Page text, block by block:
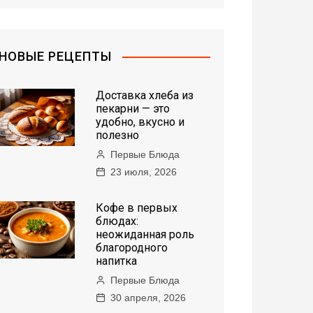
РЕЦЕПТЫ
Доставка хлеба из
пекарни — это
удобно, вкусно и
полезно
Первые Блюда
23 июля, 2026
Кофе в первых
блюдах:
неожиданная роль
благородного
напитка
Первые Блюда
30 апреля, 2026